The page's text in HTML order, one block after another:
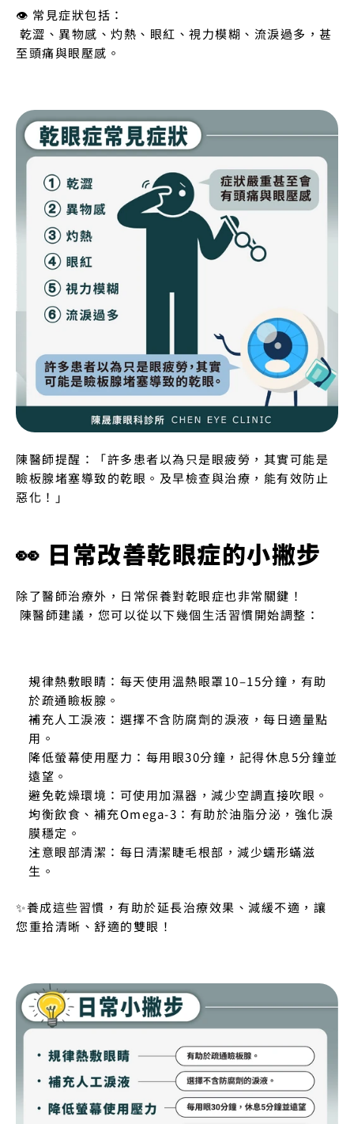
👁️ 常見症狀包括：
至頭痛與眼壓感。
陳醫師提醒：「許多患者以為只是眼疲勞，其實可能是
瞼板腺堵塞導致的乾眼。及早檢查與治療，能有效防止
惡化！」
👀 日常改善乾眼症的小撇步
除了醫師治療外，日常保養對乾眼症也非常關鍵！
陳醫師建議，您可以從以下幾個生活習慣開始調整：
規律熱敷眼睛：每天使用溫熱眼罩10–15分鐘，有助
於疏通瞼板腺。
補充人工淚液：選擇不含防腐劑的淚液，每日適量點
用。
降低螢幕使用壓力：每用眼30分鐘，記得休息5分鐘並
遠望。
避免乾燥環境：可使用加濕器，減少空調直接吹眼。
均衡飲食、補充Omega-3：有助於油脂分泌，強化淚
膜穩定。
注意眼部清潔：每日清潔睫毛根部，減少蠕形蟎滋
生。
✨養成這些習慣，有助於延長治療效果、減緩不適，讓
您重拾清晰、舒適的雙眼！